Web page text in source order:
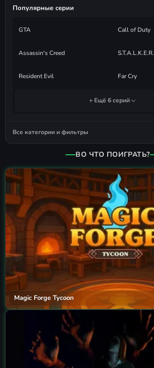
Популярные серии
GTA Call of Duty
Assassin's Creed S.T.A.L.K.E.R.
Resident Evil Far Cry
+ Ещё 6 серий
Все категории и фильтры
ВО ЧТО ПОИГРАТЬ?
Magic Forge Tycoon